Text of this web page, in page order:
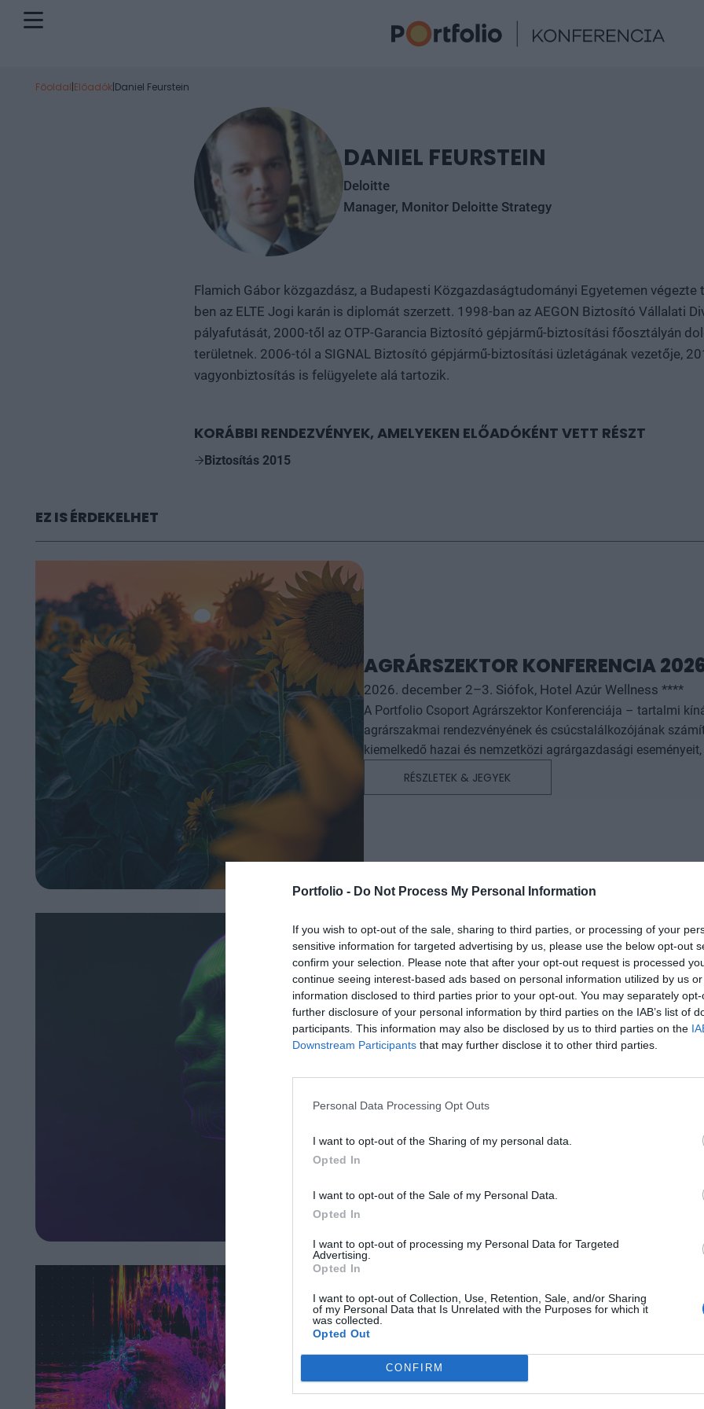
Portfolio - Do Not Process My Personal Information
If you wish to opt-out of the sale, sharing to third parties, or processing of your
sensitive information for targeted advertising by us, please use the below opt-out
confirm your selection. Please note that after your opt-out request is processed
continue seeing interest-based ads based on personal information utilized by us
information disclosed to third parties prior to your opt-out. You may separately
further disclosure of your personal information by third parties on the IAB’s list of
participants. This information may also be disclosed by us to third parties on the
Downstream Participants that may further disclose it to other third parties.
Personal Data Processing Opt Outs
I want to opt-out of the Sharing of my personal data.
Opted In
I want to opt-out of the Sale of my Personal Data.
Opted In
I want to opt-out of processing my Personal Data for Targeted
Advertising.
Opted In
I want to opt-out of Collection, Use, Retention, Sale, and/or Sharing
of my Personal Data that Is Unrelated with the Purposes for which it
was collected.
Opted Out
CONFIRM
Főoldal|Előadók|Daniel Feurstein
DANIEL FEURSTEIN
Deloitte
Manager, Monitor Deloitte Strategy
Flamich Gábor közgazdász, a Budapesti Közgazdaságtudományi Egyetemen végezte
ben az ELTE Jogi karán is diplomát szerzett. 1998-ban az AEGON Biztosító Vállalati
pályafutását, 2000-től az OTP-Garancia Biztosító gépjármű-biztosítási főosztályán
területnek. 2006-tól a SIGNAL Biztosító gépjármű-biztosítási üzletágának vezetője,
vagyonbiztosítás is felügyelete alá tartozik.
KORÁBBI RENDEZVÉNYEK, AMELYEKEN ELŐADÓKÉNT VETT RÉSZT
Biztosítás 2015
EZ IS ÉRDEKELHET
AGRÁRSZEKTOR KONFERENCIA
2026. december 2–3. Siófok, Hotel Azúr Wellness ****
A Portfolio Csoport Agrárszektor Konferenciája – tartalmi
agrárszakmai rendezvényének és csúcstalálkozójának
kiemelkedő hazai és nemzetközi agrárgazdasági
agrárpiaci szereplők sikeres üzleti és beruházási
lehetőséget biztosít az agráriumot kiszolgáló vállalkozások
a szakmai kapcsolatépítésre, a networkingre és az üzleti
kerekasztal-beszélgetések mellett pedig szórakoztató
kikapcsolódásához. A Portfolio Csoport az Agrárszektor Konferencián adja át tizenegy kategóriában azokat az évente
odaítélhető díjakat, amelyek az agrárium legkiemelkedőbb
szolgálnak. A díjakat az agrárium legmeghatározóbb
benyújtott pályázatai alapján.
RÉSZLETEK & JEGYEK
AI & DIGITAL TRANSFORMATION
2026. november 26. Marriott Hotel
Elképesztő ütemben digitalizálódik az életünk és ezzel
megszűnnek, a fiókokba, személyes ügyintézésre csak a
órában kommunikálunk, ügyeket intézünk. Ám most a
üzleti, compliance és adminisztratív folyamatokat támogató
megnyert munkaórákkal és a megspórolt munkaerővel? A
jó a vibe coding? Nagyvállalatoknak és kkv-knak is szóló
DEEP TECH 2026
2026. november 18. Radisson Blu Béke Hotel